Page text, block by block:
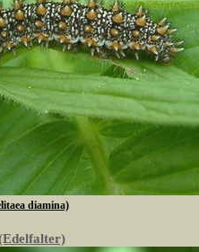
diamina)